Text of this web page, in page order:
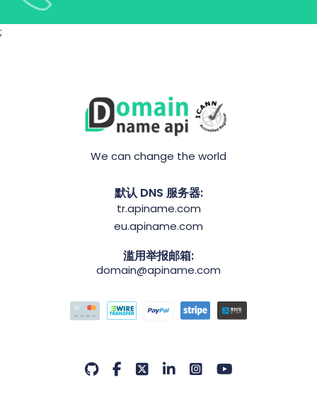
;
We can change the world
默认 DNS 服务器:
tr.apiname.com
eu.apiname.com
滥用举报邮箱:
domain@apiname.com